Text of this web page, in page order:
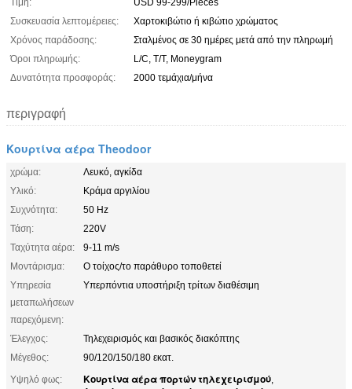
Τιμή:
USD 99-299/Pieces
Συσκευασία λεπτομέρειες:
Χαρτοκιβώτιο ή κιβώτιο χρώματος
Χρόνος παράδοσης:
Σταλμένος σε 30 ημέρες μετά από την πληρωμή
Όροι πληρωμής:
L/C, T/T, Moneygram
Δυνατότητα προσφοράς:
2000 τεμάχια/μήνα
περιγραφή
Κουρτίνα αέρα Theodoor
χρώμα:
Λευκό, αγκίδα
Υλικό:
Κράμα αργιλίου
Συχνότητα:
50 Hz
Τάση:
220V
Ταχύτητα αέρα:
9-11 m/s
Μοντάρισμα:
Ο τοίχος/το παράθυρο τοποθετεί
Υπηρεσία
μεταπωλήσεων
παρεχόμενη:
Υπερπόντια υποστήριξη τρίτων διαθέσιμη
Έλεγχος:
Τηλεχειρισμός και βασικός διακόπτης
Μέγεθος:
90/120/150/180 εκατ.
Υψηλό φως:
Κουρτίνα αέρα πορτών τηλεχειρισμού,